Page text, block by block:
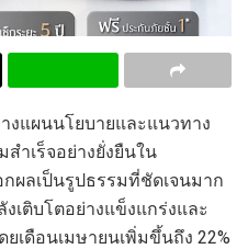
งแผนนโยบายและแนวทาง
สำเร็จอย่างยั่งยืนใน
ผลเป็นรูปธรรมที่ชัดเจนมาก
เติบโตอย่างแข็งแกร่งและ
ยเดือนเมษายนเพิ่มขึ้นถึง 22%